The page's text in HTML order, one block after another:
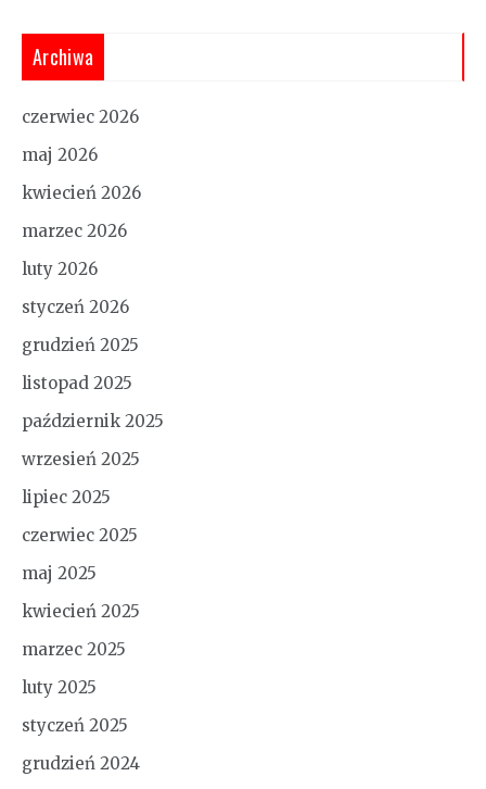
Archiwa
czerwiec 2026
maj 2026
kwiecień 2026
marzec 2026
luty 2026
styczeń 2026
grudzień 2025
listopad 2025
październik 2025
wrzesień 2025
lipiec 2025
czerwiec 2025
maj 2025
kwiecień 2025
marzec 2025
luty 2025
styczeń 2025
grudzień 2024